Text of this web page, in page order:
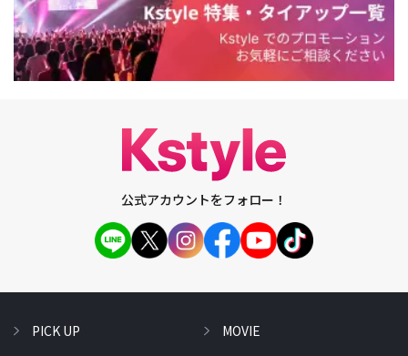
公式アカウントをフォロー！
PICK UP MOVIE